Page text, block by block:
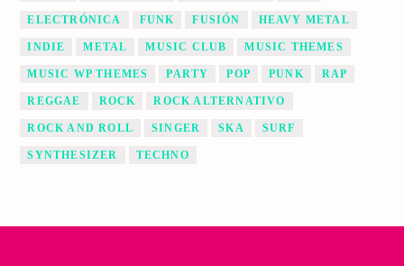
ELECTRÓNICA FUNK FUSIÓN HEAVY METAL
INDIE METAL MUSIC CLUB MUSIC THEMES
MUSIC WP THEMES PARTY POP PUNK RAP
REGGAE ROCK ROCK ALTERNATIVO
ROCK AND ROLL SINGER SKA SURF
SYNTHESIZER TECHNO